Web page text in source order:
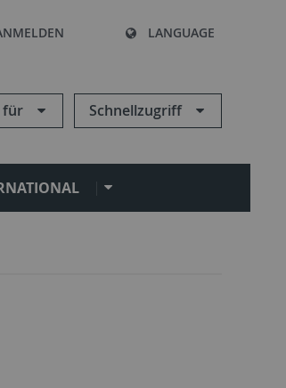
LANGUAGE
für Schnellzugriff